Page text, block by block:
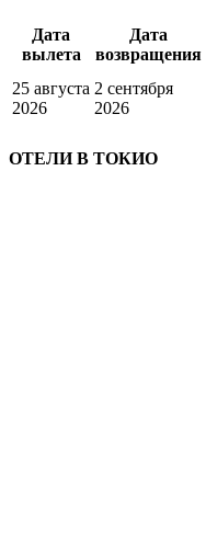
Дата
вылета
Дата
возвращения
25 августа
2026
2 сентября
2026
ОТЕЛИ В ТОКИО